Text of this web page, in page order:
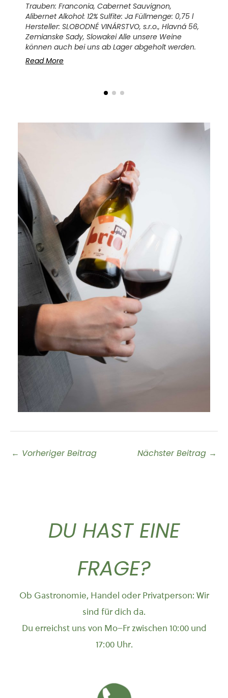
Trauben: Franconia, Cabernet Sauvignon,
Alibernet Alkohol: 12% Sulfite: Ja Füllmenge: 0,75 l
Hersteller: SLOBODNÉ VINÁRSTVO, s.r.o., Hlavná 56,
Zemianske Sady, Slowakei Alle unsere Weine
können auch bei uns ab Lager abgeholt werden.
Read More
← Vorheriger Beitrag Nächster Beitrag →
DU HAST EINE
FRAGE?
Ob Gastronomie, Handel oder Privatperson: Wir
sind für dich da.
Du erreichst uns von Mo–Fr zwischen 10:00 und
17:00 Uhr.